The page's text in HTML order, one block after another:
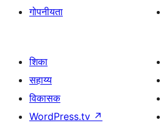
गोपनीयता
शिका
सहाय्य
विकासक
WordPress.tv ↗